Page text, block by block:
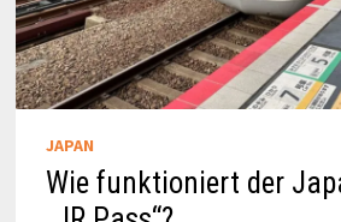
JAPAN
Wie funktioniert der